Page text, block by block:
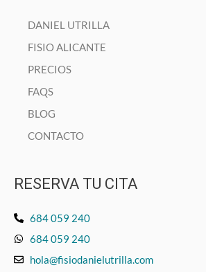
DANIEL UTRILLA
FISIO ALICANTE
PRECIOS
FAQS
BLOG
CONTACTO
RESERVA TU CITA
684 059 240
684 059 240
hola@fisiodanielutrilla.com